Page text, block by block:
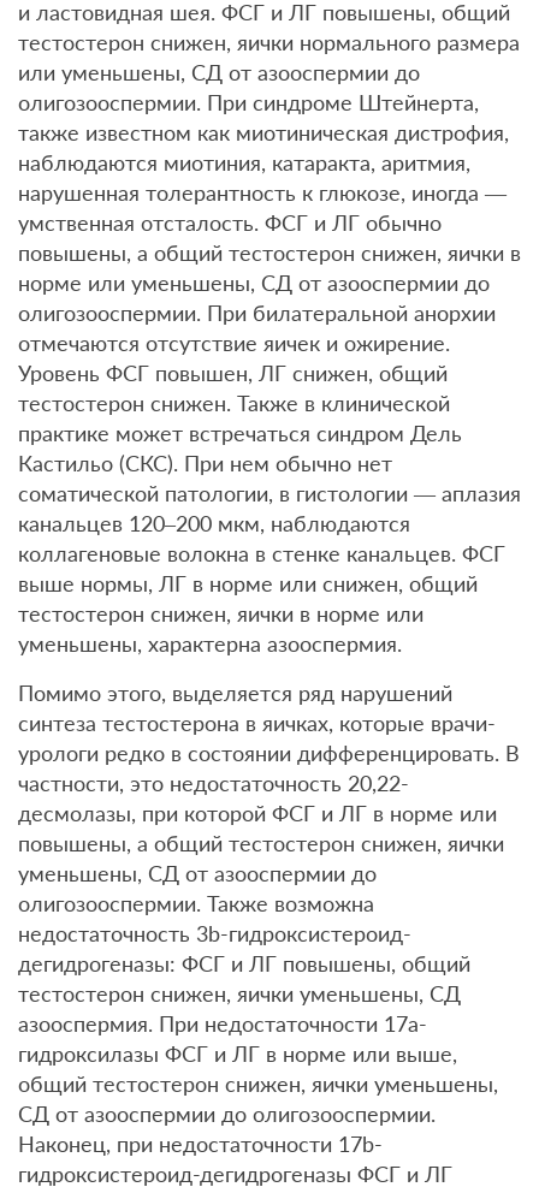
и ластовидная шея. ФСГ и ЛГ повышены, общий
тестостерон снижен, яички нормального размера
или уменьшены, СД от азооспермии до
олигозооспермии. При синдроме Штейнерта,
также известном как миотиническая дистрофия,
наблюдаются миотиния, катаракта, аритмия,
нарушенная толерантность к глюкозе, иногда —
умственная отсталость. ФСГ и ЛГ обычно
повышены, а общий тестостерон снижен, яички в
норме или уменьшены, СД от азооспермии до
олигозооспермии. При билатеральной анорхии
отмечаются отсутствие яичек и ожирение.
Уровень ФСГ повышен, ЛГ снижен, общий
тестостерон снижен. Также в клинической
практике может встречаться синдром Дель
Кастильо (СКС). При нем обычно нет
соматической патологии, в гистологии — аплазия
канальцев 120–200 мкм, наблюдаются
коллагеновые волокна в стенке канальцев. ФСГ
выше нормы, ЛГ в норме или снижен, общий
тестостерон снижен, яички в норме или
уменьшены, характерна азооспермия.
Помимо этого, выделяется ряд нарушений
синтеза тестостерона в яичках, которые врачи-
урологи редко в состоянии дифференцировать. В
частности, это недостаточность 20,22-
десмолазы, при которой ФСГ и ЛГ в норме или
повышены, а общий тестостерон снижен, яички
уменьшены, СД от азооспермии до
олигозооспермии. Также возможна
недостаточность 3b-гидроксистероид-
дегидрогеназы: ФСГ и ЛГ повышены, общий
тестостерон снижен, яички уменьшены, СД
азооспермия. При недостаточности 17а-
гидроксилазы ФСГ и ЛГ в норме или выше,
общий тестостерон снижен, яички уменьшены,
СД от азооспермии до олигозооспермии.
Наконец, при недостаточности 17b-
гидроксистероид-дегидрогеназы ФСГ и ЛГ